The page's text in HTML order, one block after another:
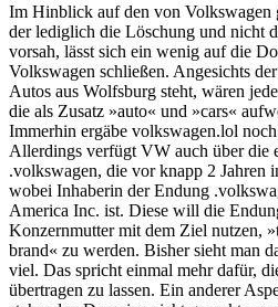
Im Hinblick auf den von Volkswagen
der lediglich die Löschung und nicht
vorsah, lässt sich ein wenig auf die
Volkswagen schließen. Angesichts
Autos aus Wolfsburg steht, wären
die als Zusatz »auto« und »cars«
Immerhin ergäbe volkswagen.lol
Allerdings verfügt VW auch über die
.volkswagen, die vor knapp 2 Jahren
wobei Inhaberin der Endung
America Inc. ist. Diese will die
Konzernmutter mit dem Ziel nutzen,
brand« zu werden. Bisher sieht man
viel. Das spricht einmal mehr dafür,
übertragen zu lassen. Ein anderer